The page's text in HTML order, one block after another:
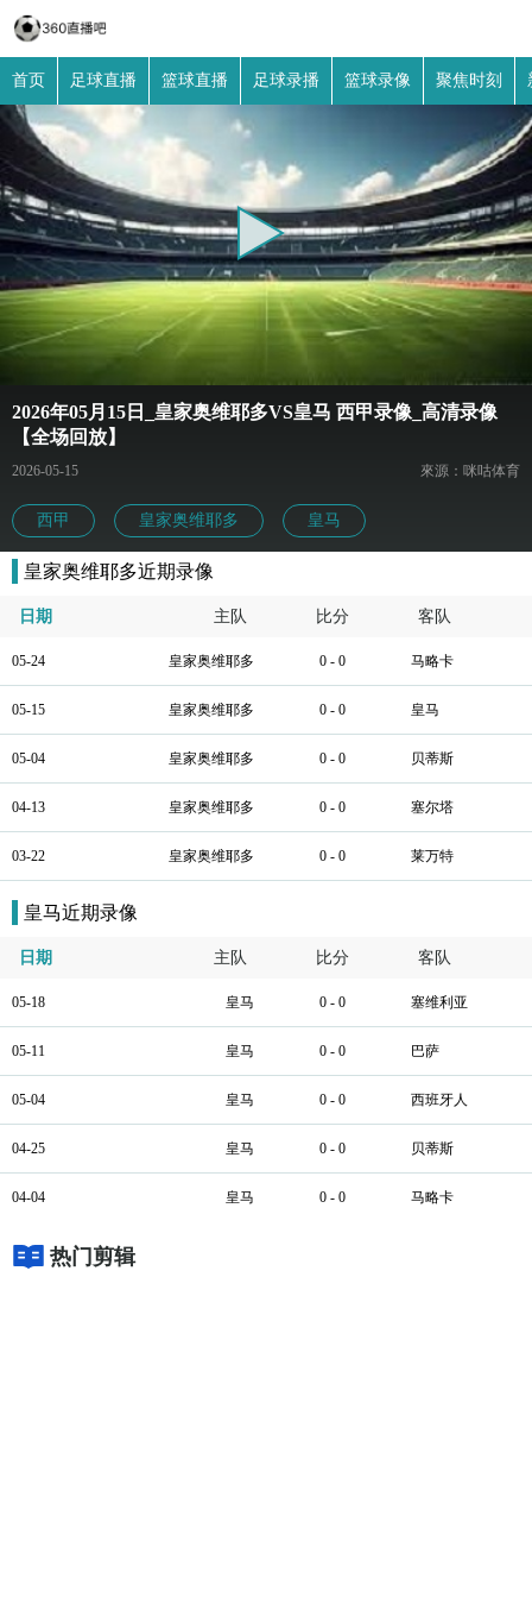
首页 足球直播 篮球直播 足球录播 篮球录像 聚焦时刻
2026年05月15日_皇家奥维耶多VS皇马 西甲录像_高清录像
【全场回放】
2026-05-15 來源：咪咕体育
西甲 皇家奥维耶多 皇马
皇家奥维耶多近期录像
日期 主队 比分 客队
05-24 皇家奥维耶多 0 - 0 马略卡
05-15 皇家奥维耶多 0 - 0 皇马
05-04 皇家奥维耶多 0 - 0 贝蒂斯
04-13 皇家奥维耶多 0 - 0 塞尔塔
03-22 皇家奥维耶多 0 - 0 莱万特
皇马近期录像
日期 主队 比分 客队
05-18 皇马 0 - 0 塞维利亚
05-11 皇马 0 - 0 巴萨
05-04 皇马 0 - 0 西班牙人
04-25 皇马 0 - 0 贝蒂斯
04-04 皇马 0 - 0 马略卡
热门剪辑